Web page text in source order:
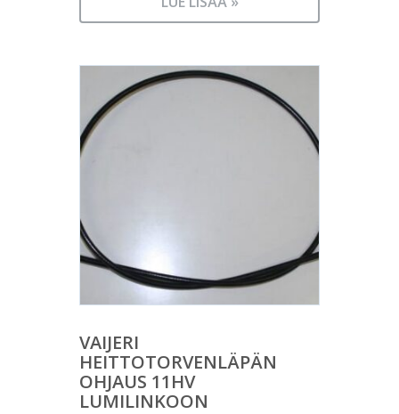
VAIJERI
HEITTOTORVENLÄPÄN
OHJAUS 11HV
LUMILINKOON